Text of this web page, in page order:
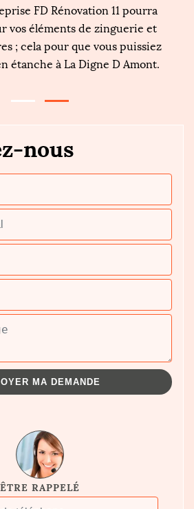
FD Rénovation 11 pourra
vos éléments de zinguerie et
; cela pour que vous puissiez
étanche à La Digne D Amont.
nous
ÊTRE RAPPELÉ